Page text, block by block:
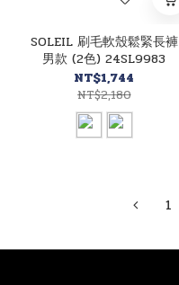
SOLEIL 刷毛軟殼鬆緊長褲
男款 (2色) 24SL9983
NT$1,744
NT$2,180
1